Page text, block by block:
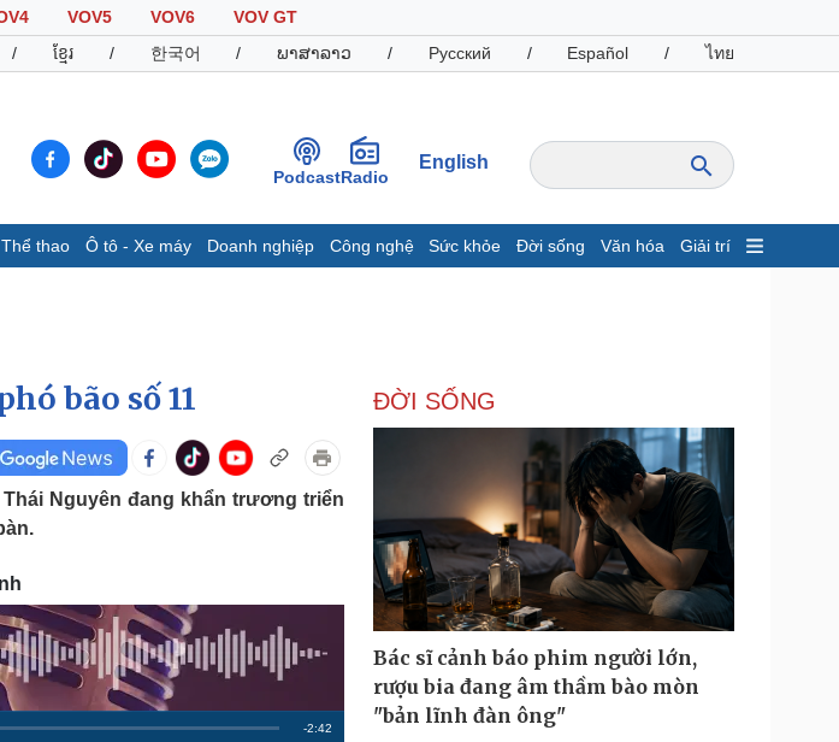
VOV5 VOV6
VOV GT
/ ខ្មែរ / 한국어 / ພາສາລາວ / Русский / Español / ไทย
PodcastRadio
English
Thể thao Ô tô - Xe máy Doanh nghiệp Công nghệ Sức khỏe Đời sống Văn hóa Giải trí
Infographic
Giá cà phê
Ô tô - Xe máy
Doanh nghiệp
Thông tin doanh nghiệp
Doanh nghiệp 24h
Doanh nhân
Vì cộng đồng
Công nghệ
Sành điệu
Tin Công nghệ
Trải nghiệm
Chuyển đổi số
Giải trí
Nghệ sĩ
Thời trang
Du lịch
Săn Tour
Podcast
Đọc truyện đêm khuya
bão số 11
Nguyên đang khẩn trương triển
R
-2:42
ĐỜI SỐNG
Bác sĩ cảnh báo phim người lớn,
rượu bia đang âm thầm bào mòn
"bản lĩnh đàn ông"